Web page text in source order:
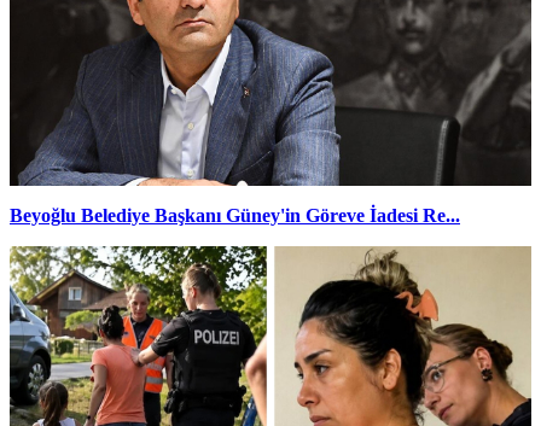
Beyoğlu Belediye Başkanı Güney'in Göreve İadesi Re...